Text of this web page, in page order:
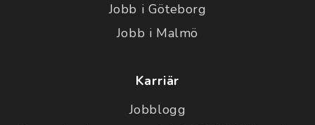
Jobb i Göteborg
Jobb i Malmö
Karriär
Jobblogg